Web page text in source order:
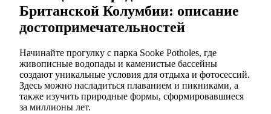
Британской Колумбии: описание
достопримечательностей
Начинайте прогулку с парка Sooke Potholes, где
живописные водопады и каменистые бассейны
создают уникальные условия для отдыха и фотосессий.
Здесь можно насладиться плаванием и пикниками, а
также изучить природные формы, сформировавшиеся
за миллионы лет.